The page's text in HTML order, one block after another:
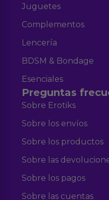
Juguetes
Complementos
Lencería
BDSM & Bondage
Esenciales
Preguntas
Sobre Erotiks
Sobre los envíos
Sobre los productos
Sobre las
Sobre los pagos
Sobre las cuentas